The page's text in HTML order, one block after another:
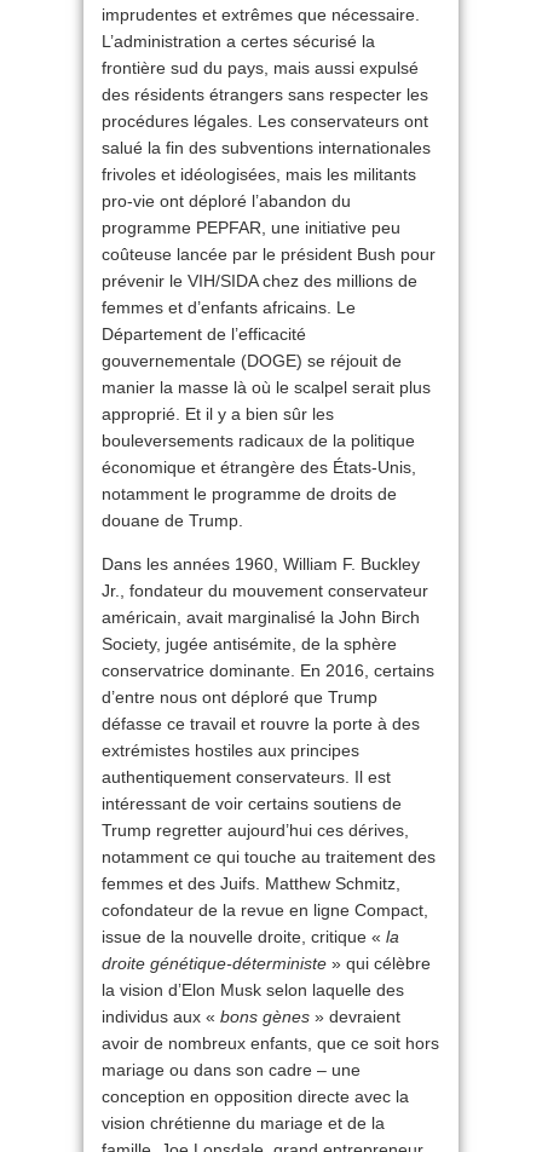
imprudentes et extrêmes que nécessaire.
L’administration a certes sécurisé la
frontière sud du pays, mais aussi expulsé
des résidents étrangers sans respecter les
procédures légales. Les conservateurs ont
salué la fin des subventions internationales
frivoles et idéologisées, mais les militants
pro-vie ont déploré l’abandon du
programme PEPFAR, une initiative peu
coûteuse lancée par le président Bush pour
prévenir le VIH/SIDA chez des millions de
femmes et d’enfants africains. Le
Département de l’efficacité
gouvernementale (DOGE) se réjouit de
manier la masse là où le scalpel serait plus
approprié. Et il y a bien sûr les
bouleversements radicaux de la politique
économique et étrangère des États-Unis,
notamment le programme de droits de
douane de Trump.
Dans les années 1960, William F. Buckley
Jr., fondateur du mouvement conservateur
américain, avait marginalisé la John Birch
Society, jugée antisémite, de la sphère
conservatrice dominante. En 2016, certains
d’entre nous ont déploré que Trump
défasse ce travail et rouvre la porte à des
extrémistes hostiles aux principes
authentiquement conservateurs. Il est
intéressant de voir certains soutiens de
Trump regretter aujourd’hui ces dérives,
notamment ce qui touche au traitement des
femmes et des Juifs. Matthew Schmitz,
cofondateur de la revue en ligne Compact,
issue de la nouvelle droite, critique « la
droite génétique-déterministe » qui célèbre
la vision d’Elon Musk selon laquelle des
individus aux « bons gènes » devraient
avoir de nombreux enfants, que ce soit hors
mariage ou dans son cadre – une
conception en opposition directe avec la
vision chrétienne du mariage et de la